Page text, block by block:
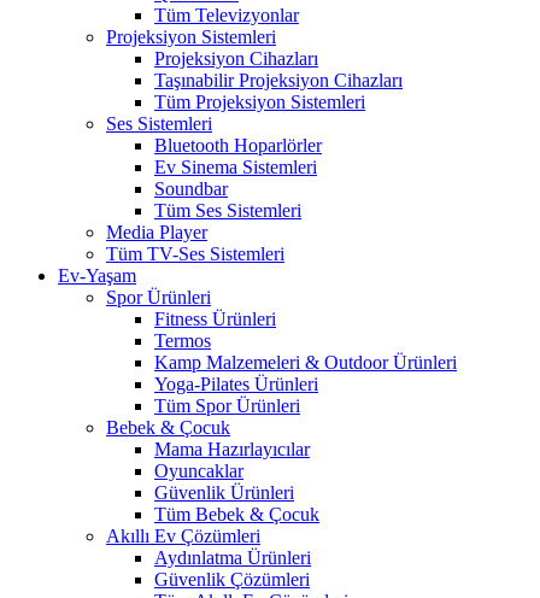
Tüm Televizyonlar
Projeksiyon Sistemleri
Projeksiyon Cihazları
Taşınabilir Projeksiyon Cihazları
Tüm Projeksiyon Sistemleri
Ses Sistemleri
Bluetooth Hoparlörler
Ev Sinema Sistemleri
Soundbar
Tüm Ses Sistemleri
Media Player
Tüm TV-Ses Sistemleri
Ev-Yaşam
Spor Ürünleri
Fitness Ürünleri
Termos
Kamp Malzemeleri & Outdoor Ürünleri
Yoga-Pilates Ürünleri
Tüm Spor Ürünleri
Bebek & Çocuk
Mama Hazırlayıcılar
Oyuncaklar
Güvenlik Ürünleri
Tüm Bebek & Çocuk
Akıllı Ev Çözümleri
Aydınlatma Ürünleri
Güvenlik Çözümleri